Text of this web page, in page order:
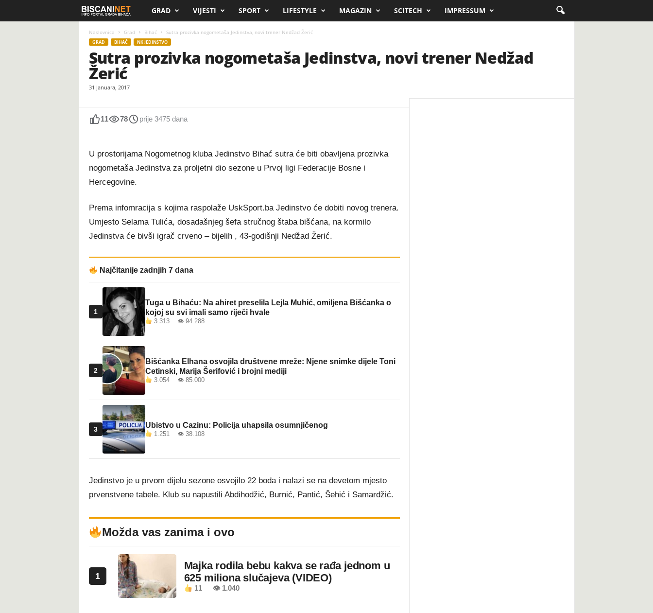
i
n
t
GRAD VIJESTI SPORT LIFESTYLE MAGAZIN SCITECH IMPRESSUM
Naslovnica Grad Bihać Sutra prozivka nogometaša Jedinstva, novi trener Nedžad Žerić
GRAD BIHAĆ NK JEDINSTVO
Sutra prozivka nogometaša Jedinstva, novi trener Nedžad
Žerić
31 Januara, 2017
11 78 prije 3475 dana
U prostorijama Nogometnog kluba Jedinstvo Bihać sutra će biti obavljena prozivka
nogometaša Jedinstva za proljetni dio sezone u Prvoj ligi Federacije Bosne i
Hercegovine.
Prema infomracija s kojima raspolaže UskSport.ba Jedinstvo će dobiti novog trenera.
Umjesto Selama Tulića, dosadašnjeg šefa stručnog štaba bišćana, na kormilo
Jedinstva će bivši igrač crveno – bijelih , 43-godišnji Nedžad Žerić.
Najčitanije zadnjih 7 dana
1
Tuga u Bihaću: Na ahiret preselila Lejla Muhić, omiljena Bišćanka o
kojoj su svi imali samo riječi hvale
3.313 👁 94.288
2
Bišćanka Elhana osvojila društvene mreže: Njene snimke dijele Toni
Cetinski, Marija Šerifović i brojni mediji
3.054 👁 85.000
3 Ubistvo u Cazinu: Policija uhapsila osumnjičenog
1.251 👁 38.108
Jedinstvo je u prvom dijelu sezone osvojilo 22 boda i nalazi se na devetom mjesto
prvenstvene tabele. Klub su napustili Abdihodžić, Burnić, Pantić, Šehić i Samardžić.
Možda vas zanima i ovo
1
Majka rodila bebu kakva se rađa jednom u
625 miliona slučajeva (VIDEO)
11 👁 1.040